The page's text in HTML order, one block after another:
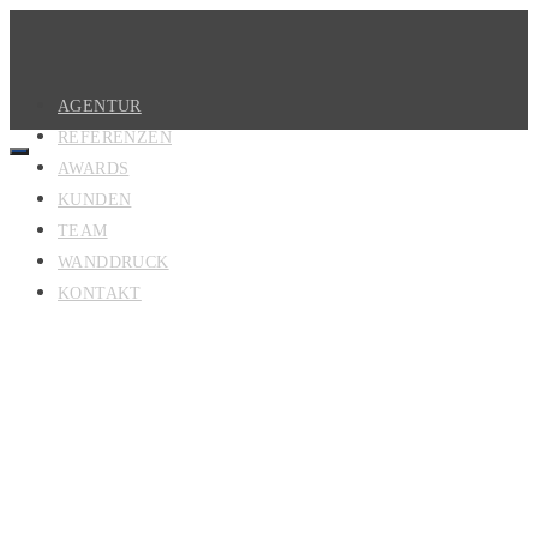
AGENTUR
REFERENZEN
AWARDS
KUNDEN
TEAM
WANDDRUCK
KONTAKT